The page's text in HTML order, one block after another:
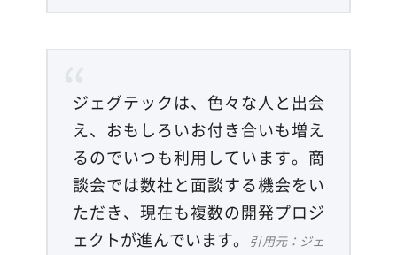
ジェグテックは、色々な人と出会
え、おもしろいお付き合いも増え
るのでいつも利用しています。商
談会では数社と面談する機会をい
ただき、現在も複数の開発プロジ
ェクトが進んでいます。
引用元：ジェ